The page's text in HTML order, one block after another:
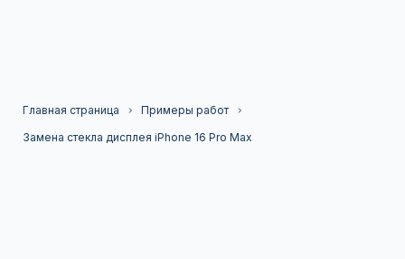
Главная страница
Примеры работ
Замена стекла дисплея iPhone 16 Pro Max